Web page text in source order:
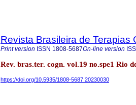
Revista Brasileira de Terapias
Print version ISSN 1808-5687On-line version
Rev. bras.ter. cogn. vol.19 no.spe1 Rio
https://doi.org/10.5935/1808-5687.20230030